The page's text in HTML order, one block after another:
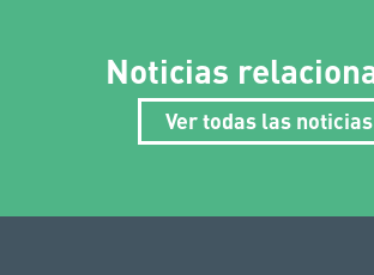
Noticias
Ver todas las noticias